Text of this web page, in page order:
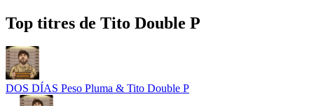
Top titres de Tito Double P
DOS DÍAS Peso Pluma & Tito Double P